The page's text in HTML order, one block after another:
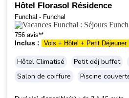
Hôtel Florasol Résidence
Funchal - Funchal
756 avis**
Inclus : Vols + Hôtel + Petit Déjeuner
Hôtel Climatisé Petit déj buffet
Salon de coiffure
Piscine